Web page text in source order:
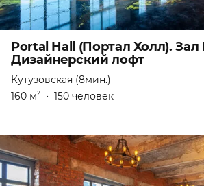
Portal Hall (Портал Холл). Зал
Дизайнерский лофт
Кутузовская (8мин.)
160 м2 • 150 человек